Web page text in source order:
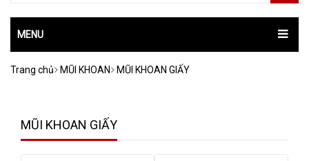
MENU
Trang chủ MŨI KHOAN MŨI KHOAN GIẤY
MŨI KHOAN GIẤY